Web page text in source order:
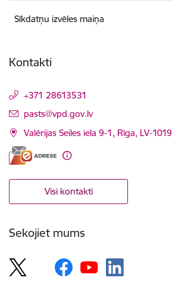
Sīkdatņu izvēles maiņa
Kontakti
+371 28613531
E-pasts:
pasts@vpd.gov.lv
Valērijas Seiles iela 9-1, Rīga, LV-1019
Visi kontakti
Sekojiet mums